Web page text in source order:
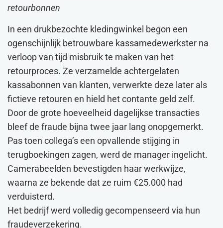
retourbonnen
In een drukbezochte kledingwinkel begon een
ogenschijnlijk betrouwbare kassamedewerkster na
verloop van tijd misbruik te maken van het
retourproces. Ze verzamelde achtergelaten
kassabonnen van klanten, verwerkte deze later als
fictieve retouren en hield het contante geld zelf.
Door de grote hoeveelheid dagelijkse transacties
bleef de fraude bijna twee jaar lang onopgemerkt.
Pas toen collega’s een opvallende stijging in
terugboekingen zagen, werd de manager ingelicht.
Camerabeelden bevestigden haar werkwijze,
waarna ze bekende dat ze ruim €25.000 had
verduisterd.
Het bedrijf werd volledig gecompenseerd via hun
fraudeverzekering.